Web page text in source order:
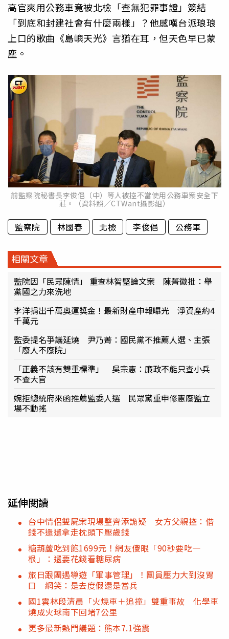
高官爽用公務車竟被北檢「查無犯罪事證」簽結
「到底和封建社會有什麼兩樣」？他感嘆台派琅琅
上口的歌曲《島嶼天光》言猶在耳，但天色早已蒙
塵。
前監察院秘書長李俊俋（中）等人被控不當使用公務車案安全下
莊。（資料照／CTWant攝影組）
監察院 林國春 北檢 李俊俋 公務車
相關文章
監院因「民眾陳情」 重查林智堅論文案 陳菁徽批：舉
黨國之力來洗地
李洋捐出千萬奧運獎金！最新財產申報曝光 淨資產約4
千萬元
監委提名爭議延燒 尹乃菁：國民黨不推薦人選、主張
「廢人不廢院」
「正義不該有雙重標準」 吳宗憲：廉政不能只查小兵
不查大官
婉拒總統府來函推薦監委人選 民眾黨重申修憲廢監立
場不動搖
延伸閱讀
台中情侶雙屍案現場整齊添詭疑 女方父親控：借
錢不還還拿走枕頭下壓歲錢
糖葫蘆吃到飽1699元！網友傻眼「90秒要吃一
根」：還要花錢看糖尿病
旅日跟團遇導遊「軍事管理」！團員壓力大到沒胃
口 網笑：是去度假還是當兵
國1雲林段清晨「火燒車＋追撞」雙重事故 化學車
燒成火球南下回堵7公里
更多最新熱門議題：熊本7.1強震